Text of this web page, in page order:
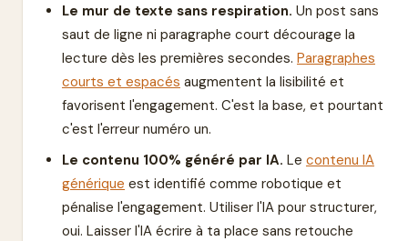
Le mur de texte sans respiration. Un post sans
saut de ligne ni paragraphe court décourage la
lecture dès les premières secondes. Paragraphes
courts et espacés augmentent la lisibilité et
favorisent l'engagement. C'est la base, et pourtant
c'est l'erreur numéro un.
Le contenu 100% généré par IA. Le contenu IA
générique est identifié comme robotique et
pénalise l'engagement. Utiliser l'IA pour structurer,
oui. Laisser l'IA écrire à ta place sans retouche